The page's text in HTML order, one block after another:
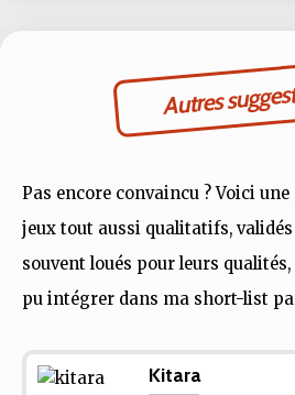
Autres
Pas encore convaincu ? Voici
jeux tout aussi qualitatifs,
souvent loués pour leurs
pu intégrer dans ma short-list
Kitara